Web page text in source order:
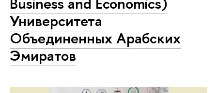
Университета
Объединенных Арабских
Эмиратов